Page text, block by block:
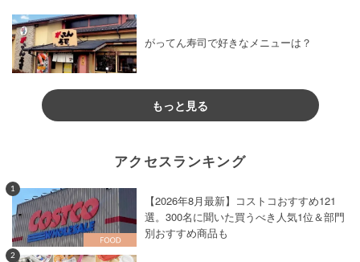
がってん寿司で好きなメニューは？
もっと見る
アクセスランキング
1
【2026年8月最新】コストコおすすめ121
選。300名に聞いた買うべき人気1位＆部門
別おすすめ商品も
2